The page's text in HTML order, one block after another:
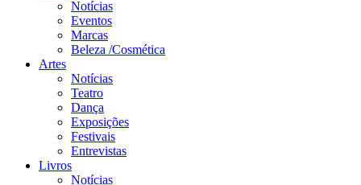
Notícias
Eventos
Marcas
Beleza /Cosmética
Artes
Notícias
Teatro
Dança
Exposições
Festivais
Entrevistas
Livros
Notícias